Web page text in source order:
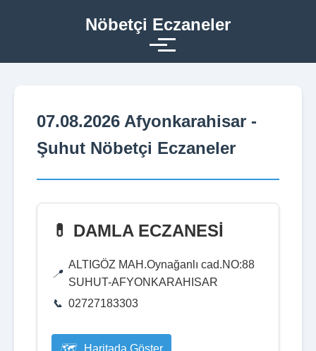
Nöbetçi Eczaneler
07.08.2026 Afyonkarahisar -
Şuhut Nöbetçi Eczaneler
💊 DAMLA ECZANESİ
ALTIGÖZ MAH.Oynağanlı cad.NO:88
SUHUT-AFYONKARAHISAR
02727183303
Haritada Göster